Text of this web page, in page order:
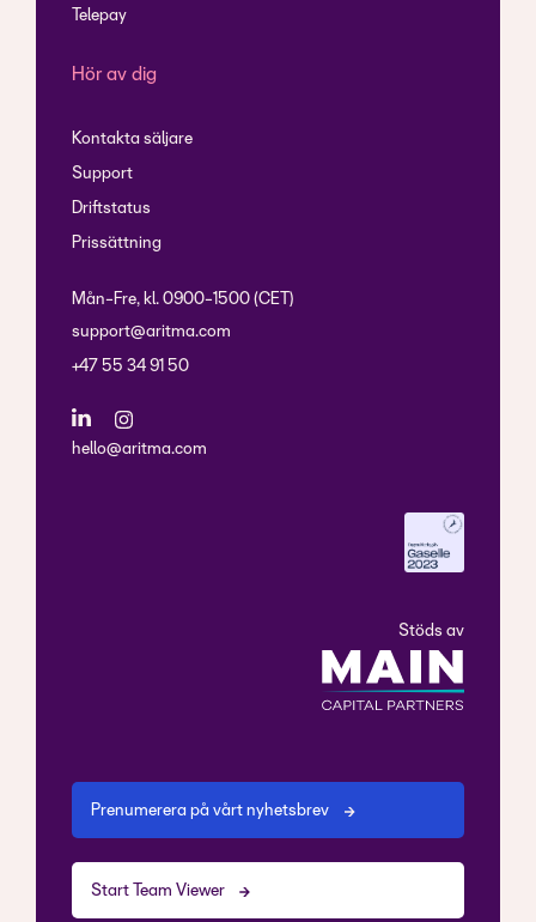
Telepay
Hör av dig
Kontakta säljare
Support
Driftstatus
Prissättning
Mån-Fre, kl. 0900-1500 (CET)
support@aritma.com
+47 55 34 91 50
hello@aritma.com
Stöds av
Prenumerera på vårt nyhetsbrev
Start Team Viewer